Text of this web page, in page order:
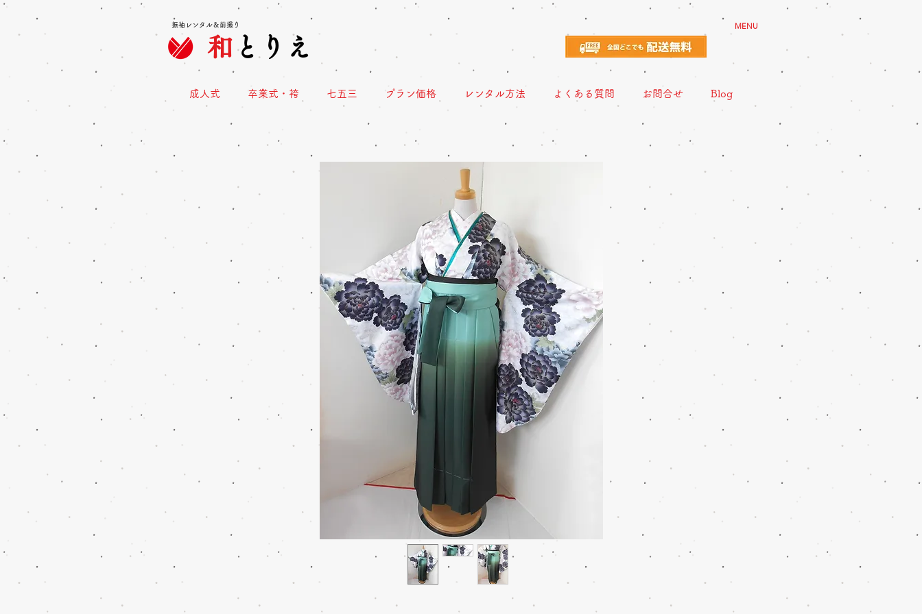
和とりえ
振袖レンタル＆前撮り MENU
成人式 卒業式・袴 七五三 プラン価格 レンタル方法 よくある質問 お問合せ Blog